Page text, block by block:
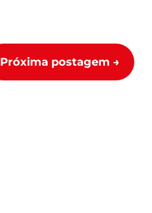
Próxima postagem →